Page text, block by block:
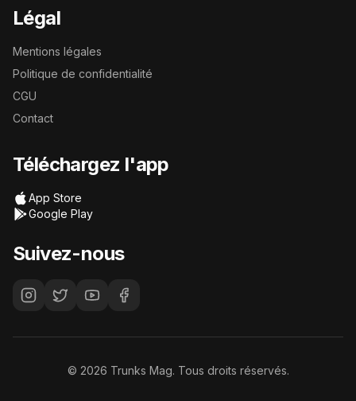
Légal
Mentions légales
Politique de confidentialité
CGU
Contact
Téléchargez l'app
App Store
Google Play
Suivez-nous
© 2026 Trunks Mag. Tous droits réservés.